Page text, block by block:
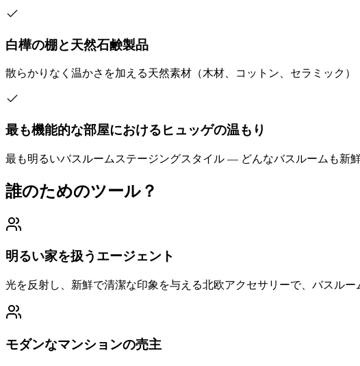
白樺の棚と天然石鹸製品
散らかりなく温かさを加える天然素材（木材、コットン、セラミック）
最も機能的な部屋におけるヒュッゲの温もり
最も明るいバスルームステージングスタイル — どんなバスルームも新
誰のためのツール？
明るい家を扱うエージェント
光を反射し、新鮮で清潔な印象を与える北欧アクセサリーで、バスルー
モダンなマンションの売主